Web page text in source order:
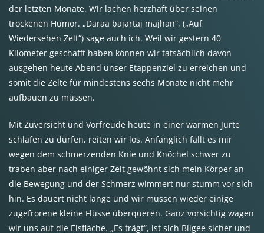
der letzten Monate. Wir lachen herzhaft über seinen
trockenen Humor. „Daraa bajartaj majhan“, („Auf
Wiedersehen Zelt“) sage auch ich. Weil wir gestern 40
Kilometer geschafft haben können wir tatsächlich davon
ausgehen heute Abend unser Etappenziel zu erreichen und
somit die Zelte für mindestens sechs Monate nicht mehr
aufbauen zu müssen.
Mit Zuversicht und Vorfreude heute in einer warmen Jurte
schlafen zu dürfen, reiten wir los. Anfänglich fällt es mir
wegen dem schmerzenden Knie und Knöchel schwer zu
traben aber nach einiger Zeit gewöhnt sich mein Körper an
die Bewegung und der Schmerz wimmert nur stumm vor sich
hin. Es dauert nicht lange und wir müssen wieder einige
zugefrorene kleine Flüsse überqueren. Ganz vorsichtig wagen
wir uns auf die Eisfläche. „Es trägt“, ist sich Bilgee sicher und